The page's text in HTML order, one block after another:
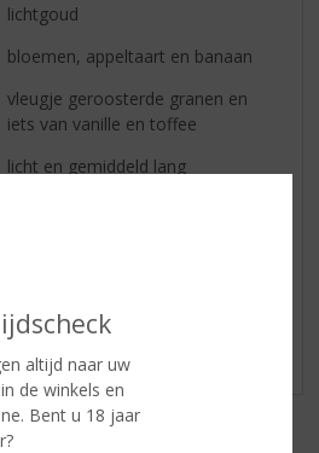
altijd naar uw
de winkels en
Bent u 18 jaar
lichtgoud
bloemen, appeltaart en banaan
vleugje geroosterde granen en
iets van vanille en toffee
licht en gemiddeld lang
geplaatst voor dit product